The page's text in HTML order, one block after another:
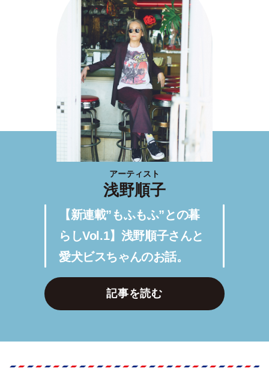
アーティスト
浅野順子
【新連載”もふもふ”との暮
らしVol.1】浅野順子さんと
愛犬ビスちゃんのお話。
記事を読む